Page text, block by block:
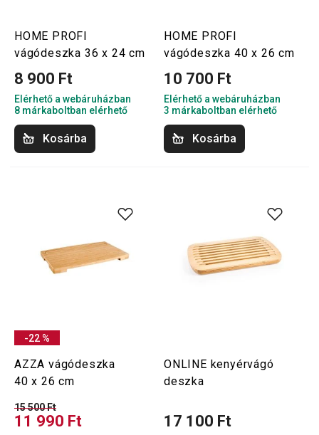
HOME PROFI
vágódeszka 36 x 24 cm
8 900 Ft
Elérhető a webáruházban
8 márkaboltban elérhető
Kosárba
HOME PROFI
vágódeszka 40 x 26 cm
10 700 Ft
Elérhető a webáruházban
3 márkaboltban elérhető
Kosárba
-22 %
AZZA vágódeszka
40 x 26 cm
15 500 Ft
11 990 Ft
ONLINE kenyérvágó
deszka
17 100 Ft